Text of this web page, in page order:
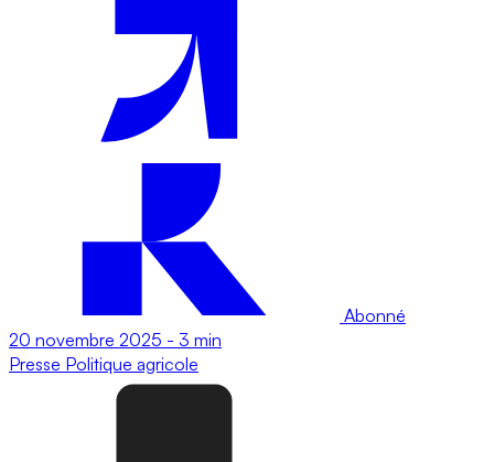
Abonné
20 novembre 2025 - 3 min
Presse Politique agricole